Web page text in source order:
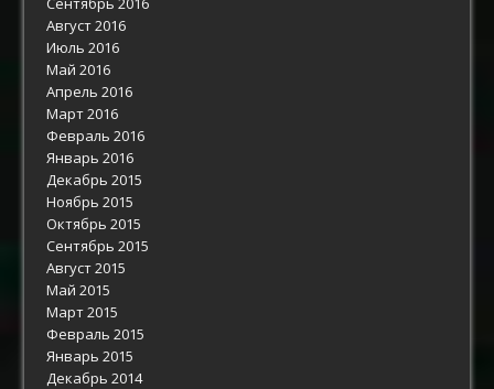
Август 2016
Июль 2016
Май 2016
Апрель 2016
Март 2016
Февраль 2016
Январь 2016
Декабрь 2015
Ноябрь 2015
Октябрь 2015
Сентябрь 2015
Август 2015
Май 2015
Март 2015
Февраль 2015
Январь 2015
Декабрь 2014